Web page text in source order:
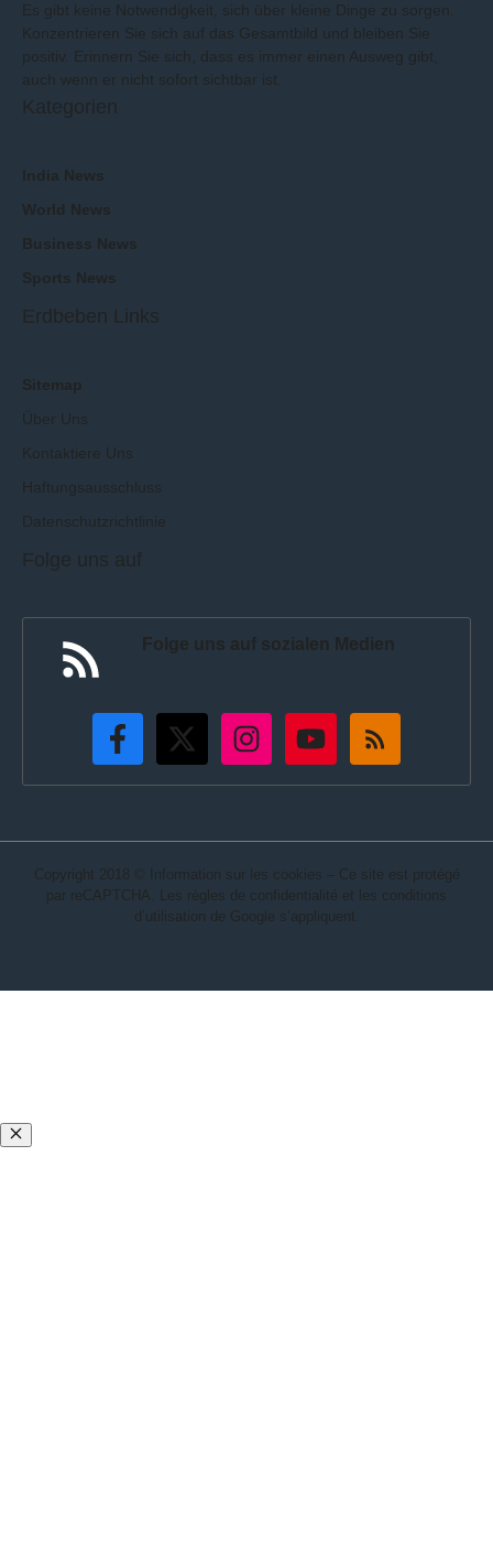
Es gibt keine Notwendigkeit, sich über kleine Dinge zu sorgen.
Konzentrieren Sie sich auf das Gesamtbild und bleiben Sie
positiv. Erinnern Sie sich, dass es immer einen Ausweg gibt,
auch wenn er nicht sofort sichtbar ist.
Kategorien
India News
World News
Business News
Sports News
Erdbeben Links
Sitemap
Über Uns
Kontaktiere Uns
Haftungsausschluss
Datenschutzrichtlinie
Folge uns auf
Folge uns auf sozialen Medien
Copyright 2018 © Information sur les cookies – Ce site est protégé
par reCAPTCHA. Les règles de confidentialité et les conditions
d’utilisation de Google s’appliquent.